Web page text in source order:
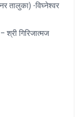
तालुका) -विघ्नेश्वर
श्री गिरिजात्मज